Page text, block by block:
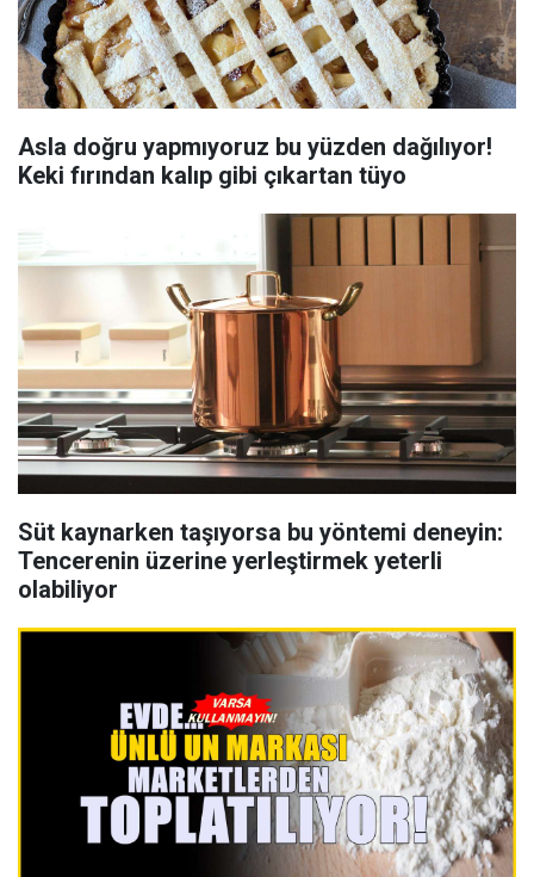
Asla doğru yapmıyoruz bu yüzden dağılıyor!
Keki fırından kalıp gibi çıkartan tüyo
Süt kaynarken taşıyorsa bu yöntemi deneyin:
Tencerenin üzerine yerleştirmek yeterli
olabiliyor